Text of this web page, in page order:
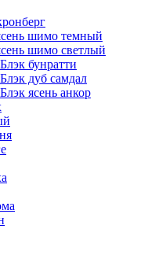
шимо темный
шимо светлый
бунратти
дуб самдал
ясень анкор